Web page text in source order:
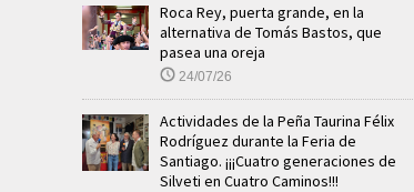
Roca Rey, puerta grande, en la
alternativa de Tomás Bastos, que
pasea una oreja
24/07/26
Actividades de la Peña Taurina Félix
Rodríguez durante la Feria de
Santiago. ¡¡¡Cuatro generaciones de
Silveti en Cuatro Caminos!!!